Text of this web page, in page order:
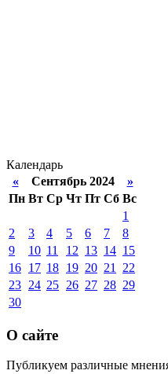
Календарь
«Сентябрь 2024 »
Пн Вт Ср Чт Пт Сб Вс
1
2
3 4 5 6 7
8
9
10 11 12 13 14 15
16 17 18 19 20 21
22
23 24 25 26 27 28 29
30
О сайте
Публикуем различные